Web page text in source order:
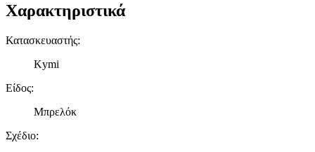
Χαρακτηριστικά
Κατασκευαστής:
Kymi
Είδος:
Μπρελόκ
Σχέδιο: